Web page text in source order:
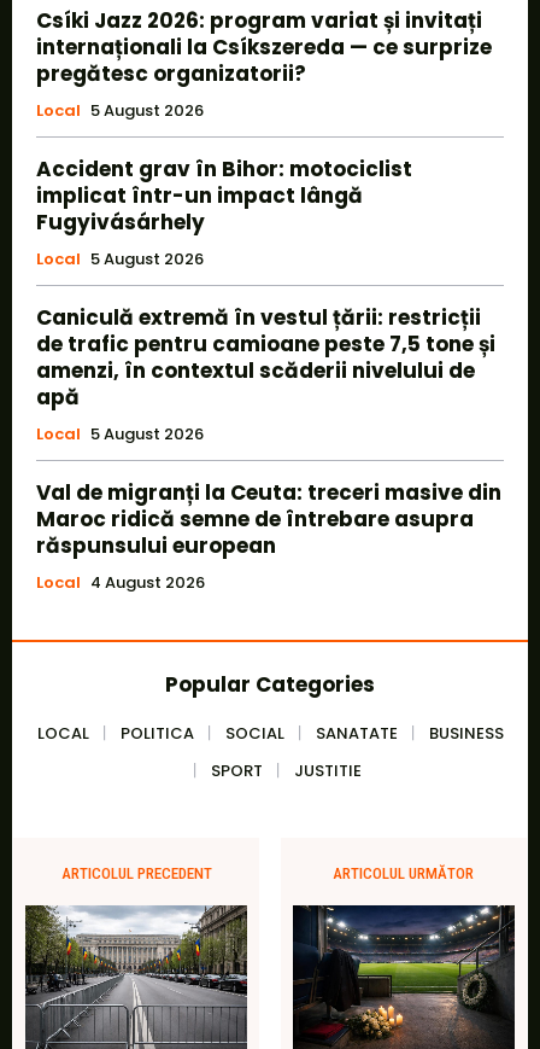
Csíki Jazz 2026: program variat și invitați
internaționali la Csíkszereda — ce surprize
pregătesc organizatorii?
Local 5 August 2026
Accident grav în Bihor: motociclist
implicat într-un impact lângă
Fugyivásárhely
Local 5 August 2026
Caniculă extremă în vestul țării: restricții
de trafic pentru camioane peste 7,5 tone și
amenzi, în contextul scăderii nivelului de
apă
Local 5 August 2026
Val de migranți la Ceuta: treceri masive din
Maroc ridică semne de întrebare asupra
răspunsului european
Local 4 August 2026
Popular Categories
LOCAL POLITICA SOCIAL SANATATE
BUSINESS
SPORT
JUSTITIE
ARTICOLUL PRECEDENT ARTICOLUL URMĂTOR